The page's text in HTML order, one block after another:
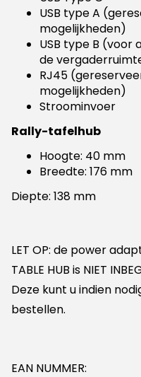
USB type A
mogelijkheden)
USB type B (voor
de
RJ45
mogelijkheden)
Stroominvoer
Rally-tafelhub
Hoogte: 40 mm
Breedte: 176 mm
Diepte: 138 mm
LET OP: de power
TABLE HUB is NIET
Deze kunt u indien
bestellen.
EAN NUMMER: